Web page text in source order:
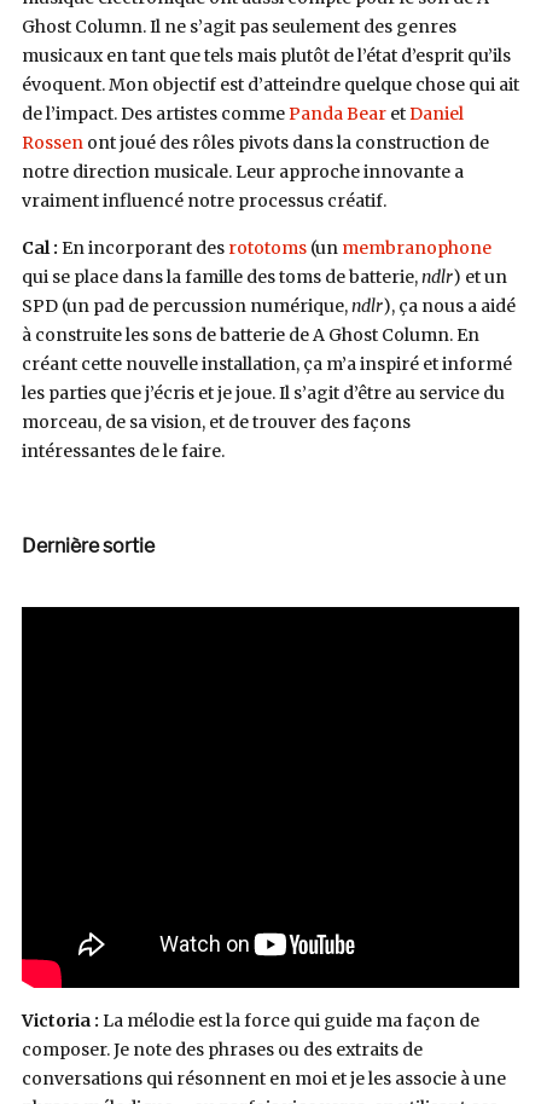
Ghost Column. Il ne s’agit pas seulement des genres
musicaux en tant que tels mais plutôt de l’état d’esprit qu’ils
évoquent. Mon objectif est d’atteindre quelque chose qui ait
de l’impact. Des artistes commePanda BearetDaniel
Rossenont joué des rôles pivots dans la construction de
notre direction musicale. Leur approche innovante a
vraiment influencé notre processus créatif.
Cal : En incorporant des rototoms(un membranophone
qui se place dans la famille des toms de batterie, ndlr) et un
SPD (un pad de percussion numérique, ndlr), ça nous a aidé
à construite les sons de batterie de A Ghost Column. En
créant cette nouvelle installation, ça m’a inspiré et informé
les parties que j’écris et je joue. Il s’agit d’être au service du
morceau, de sa vision, et de trouver des façons
intéressantes de le faire.
Dernière sortie
Victoria : La mélodie est la force qui guide ma façon de
composer. Je note des phrases ou des extraits de
conversations qui résonnent en moi et je les associe à une